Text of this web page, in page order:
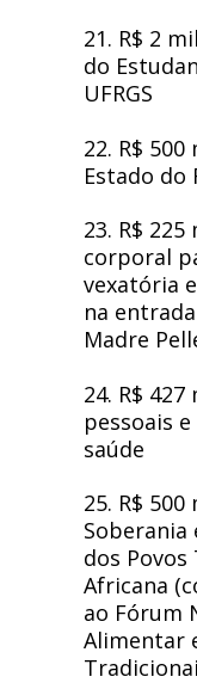
21. R$ 2
do
UFRGS
22. R$
Estado do
23. R$
corporal
vexatória
na
Madre
24. R$
pessoais
saúde
25. R$
Soberania
dos
Africana
ao Fórum
Alimentar